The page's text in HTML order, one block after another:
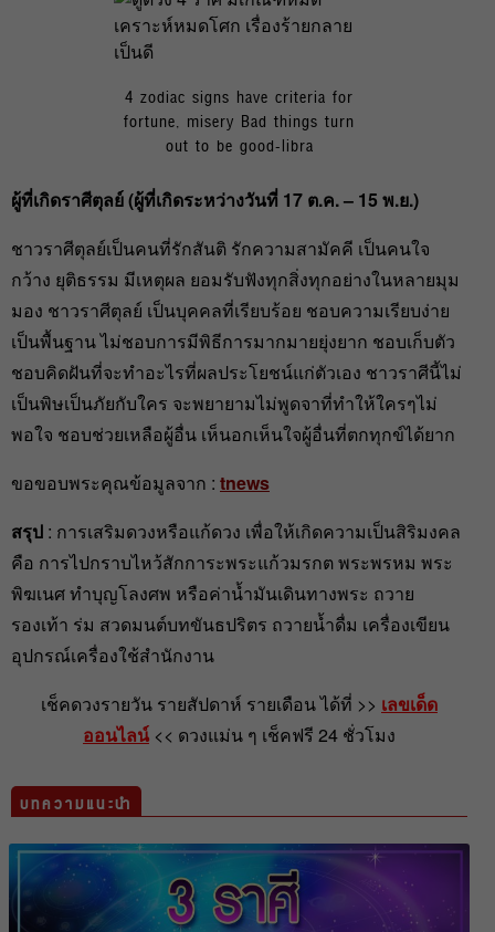
4 zodiac signs have criteria for
fortune, misery Bad things turn
out to be good-libra
ผู้ที่เกิดราศีตุลย์ (ผู้ที่เกิดระหว่างวันที่ 17 ต.ค. – 15 พ.ย.)
ชาวราศีตุลย์เป็นคนที่รักสันติ รักความสามัคคี เป็นคนใจ
กว้าง ยุติธรรม มีเหตุผล ยอมรับฟังทุกสิ่งทุกอย่างในหลายมุม
มอง ชาวราศีตุลย์ เป็นบุคคลที่เรียบร้อย ชอบความเรียบง่าย
เป็นพื้นฐาน ไม่ชอบการมีพิธีการมากมายยุ่งยาก ชอบเก็บตัว
ชอบคิดฝันที่จะทำอะไรที่ผลประโยชน์แก่ตัวเอง ชาวราศีนี้ไม่
เป็นพิษเป็นภัยกับใคร จะพยายามไม่พูดจาที่ทำให้ใครๆไม่
พอใจ ชอบช่วยเหลือผู้อื่น เห็นอกเห็นใจผู้อื่นที่ตกทุกข์ได้ยาก
ขอขอบพระคุณข้อมูลจาก : tnews
สรุป : การเสริมดวงหรือแก้ดวง เพื่อให้เกิดความเป็นสิริมงคล
คือ การไปกราบไหว้สักการะพระแก้วมรกต พระพรหม พระ
พิฆเนศ ทำบุญโลงศพ หรือค่าน้ำมันเดินทางพระ ถวาย
รองเท้า ร่ม สวดมนต์บทขันธปริตร ถวายน้ำดื่ม เครื่องเขียน
อุปกรณ์เครื่องใช้สำนักงาน
เช็คดวงรายวัน รายสัปดาห์ รายเดือน ได้ที่ >> เลขเด็ด
ออนไลน์ << ดวงแม่น ๆ เช็คฟรี 24 ชั่วโมง
บทความแนะนำ